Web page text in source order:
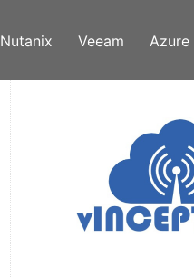
Nutanix Veeam Azure